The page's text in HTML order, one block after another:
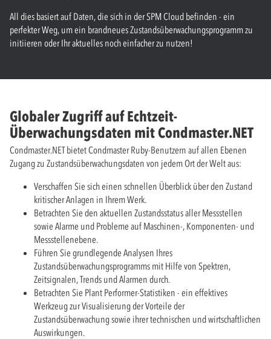
All dies basiert auf Daten, die sich in der SPM Cloud befinden - ein
perfekter Weg, um ein brandneues Zustandsüberwachungsprogramm zu
initiieren oder Ihr aktuelles noch einfacher zu nutzen!
Globaler Zugriff auf Echtzeit-
Überwachungsdaten mit Condmaster.​NET
Condmaster.​NET bietet Condmaster Ruby-Benutzern auf allen Ebenen
Zugang zu Zustandsüberwachungsdaten von jedem Ort der Welt aus:
Verschaffen Sie sich einen schnellen Überblick über den Zustand
kritischer Anlagen in Ihrem Werk.
Betrachten Sie den aktuellen Zustandsstatus aller Messstellen
sowie Alarme und Probleme auf Maschinen-, Komponenten- und
Messstellenebene.
Führen Sie grundlegende Analysen Ihres
Zustandsüberwachungsprogramms mit Hilfe von Spektren,
Zeitsignalen, Trends und Alarmen durch.
Betrachten Sie Plant Performer-Statistiken - ein effektives
Werkzeug zur Visualisierung der Vorteile der
Zustandsüberwachung sowie ihrer technischen und wirtschaftlichen
Auswirkungen.